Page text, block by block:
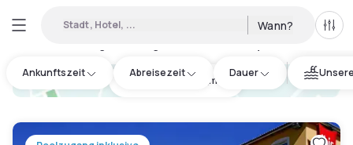
Stadt, Hotel, ... Wann? Alle
Ankunftszeit Abreisezeit Dauer
hotel.cta.view_map